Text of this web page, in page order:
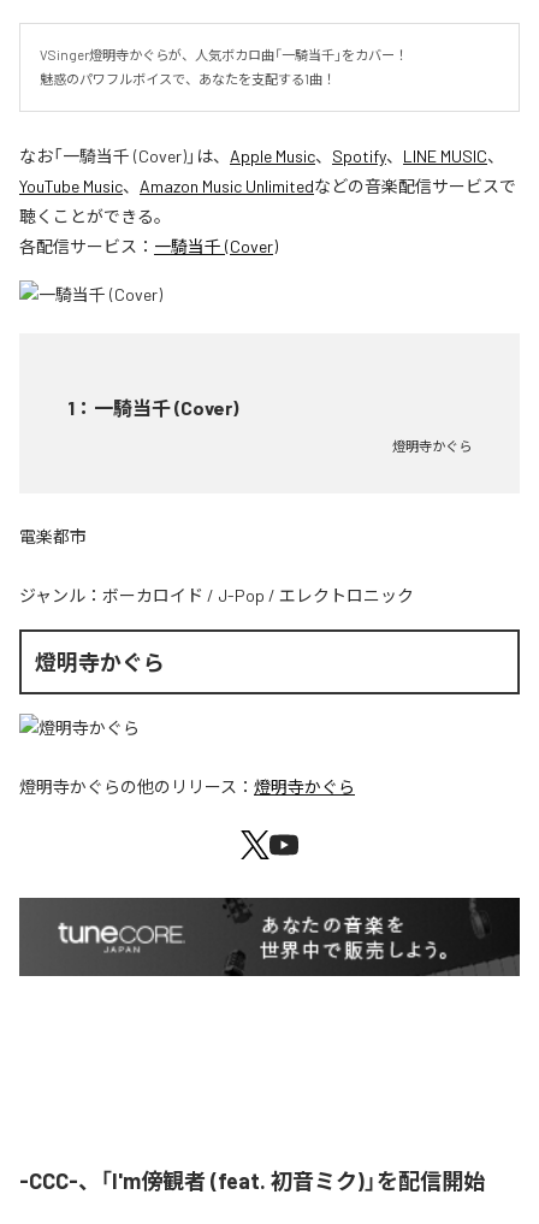
VSinger燈明寺かぐらが、人気ボカロ曲「一騎当千」をカバー！
魅惑のパワフルボイスで、あなたを支配する1曲！
なお「一騎当千 (Cover)」は、 Apple Music、 Spotify、 LINE MUSIC、
YouTube Music、 Amazon Music Unlimitedなどの音楽配信サービスで
聴くことができる。
各配信サービス： 一騎当千 (Cover)
1 ： 一騎当千 (Cover)
燈明寺かぐら
電楽都市
ジャンル： ボーカロイド / J-Pop / エレクトロニック
燈明寺かぐら
燈明寺かぐらの他のリリース： 燈明寺かぐら
-CCC-、「I'm傍観者 (feat. 初音ミク)」を配信開始